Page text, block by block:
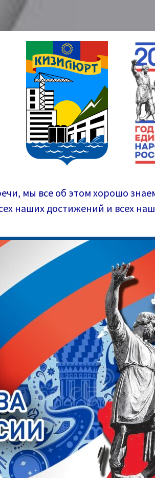
мы все об этом хорошо
наших достижений и всех